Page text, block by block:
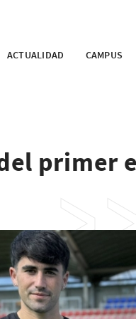
ACTUALIDAD CAMPUS
primer